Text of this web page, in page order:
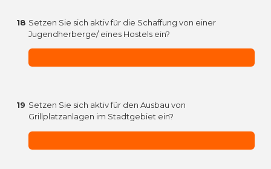
18 Setzen Sie sich aktiv für die Schaffung von einer
Jugendherberge/ eines Hostels ein?
19 Setzen Sie sich aktiv für den Ausbau von
Grillplatzanlagen im Stadtgebiet ein?